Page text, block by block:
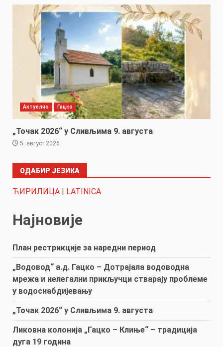
Актуелно Гацко
„Точак 2026“ у Сливљима 9. августа
5. август 2026.
ОДАБИР ЈЕЗИКА
ЋИРИЛИЦА | LATINICA
Најновије
План рестрикције за наредни период
„Водовод“ а.д. Гацко – Дотрајала водоводна
мрежа и нелегални прикључци стварају проблеме
у водоснабдијевању
„Точак 2026“ у Сливљима 9. августа
Ликовна колонија „Гацко – Клиње“ – традиција
дуга 19 година